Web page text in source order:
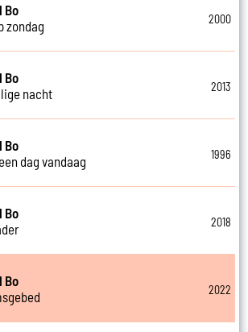
Bo
zondag
2000
Bo
nacht
2013
Bo
dag vandaag
1996
Bo
2018
Bo
2022